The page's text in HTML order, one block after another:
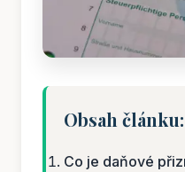
Obsah článku:
Co je daňové